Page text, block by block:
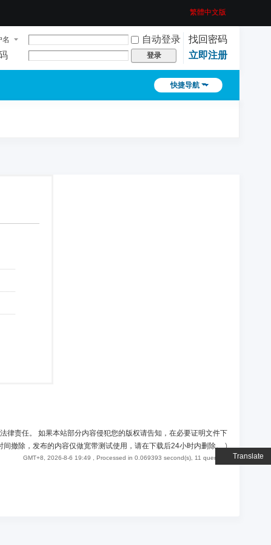
Translate
繁體中文版
名 自动登录
找回密码
登录 立即注册
快捷导航
律责任。 如果本站部分内容侵犯您的版权请告知，在必要证明文件下
间撤除，发布的内容仅做宽带测试使用，请在下载后24小时内删除。)
GMT+8, 2026-8-6 19:49 , Processed in 0.069393 second(s), 11 queries .